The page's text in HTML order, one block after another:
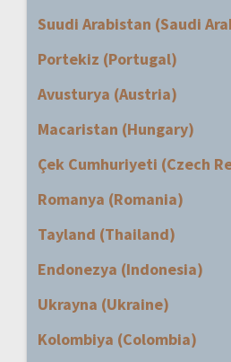
Suudi Arabistan (Saudi
Portekiz (Portugal)
Avusturya (Austria)
Macaristan (Hungary)
Çek Cumhuriyeti (Czech
Romanya (Romania)
Tayland (Thailand)
Endonezya (Indonesia)
Ukrayna (Ukraine)
Kolombiya (Colombia)